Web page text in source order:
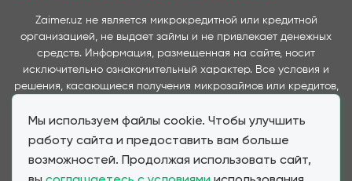
Мы используем файлы cookie. Чтобы улучшить
работу сайта и предоставить вам больше
возможностей. Продолжая использовать сайт,
Zaimer.uz не является микрокредитной или кредитной
организацией, не выдает займы и не привлекает денежных
средств. Информация, размещенная на сайте, носит
исключительно ознакомительный характер. Все условия и
решения, касающиеся получения микрозаймов или кредитов,
предоставляющими данные услуги и представленные на
данном сайте. Важно отметить, что условия займов и
соответствуют условиям, предоставляемым партнерскими